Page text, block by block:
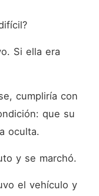
Si ella era
cumpliría con
que su
oculta.
y se marchó.
el vehículo y